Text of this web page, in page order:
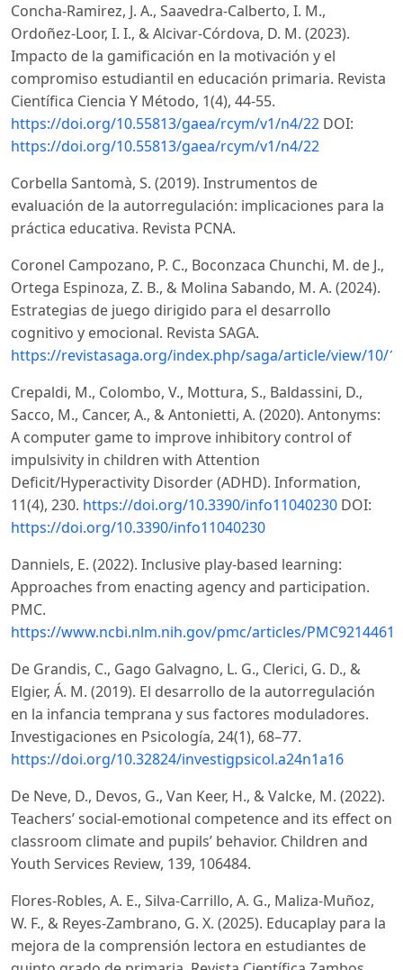
Concha-Ramirez, J. A., Saavedra-Calberto, I. M.,
Ordoñez-Loor, I. I., & Alcivar-Córdova, D. M. (2023).
Impacto de la gamificación en la motivación y el
compromiso estudiantil en educación primaria. Revista
Científica Ciencia Y Método, 1(4), 44-55.
https://doi.org/10.55813/gaea/rcym/v1/n4/22 DOI:
https://doi.org/10.55813/gaea/rcym/v1/n4/22
Corbella Santomà, S. (2019). Instrumentos de
evaluación de la autorregulación: implicaciones para la
práctica educativa. Revista PCNA.
Coronel Campozano, P. C., Boconzaca Chunchi, M. de J.,
Ortega Espinoza, Z. B., & Molina Sabando, M. A. (2024).
Estrategias de juego dirigido para el desarrollo
cognitivo y emocional. Revista SAGA.
https://revistasaga.org/index.php/saga/article/view/10/
Crepaldi, M., Colombo, V., Mottura, S., Baldassini, D.,
Sacco, M., Cancer, A., & Antonietti, A. (2020). Antonyms:
A computer game to improve inhibitory control of
impulsivity in children with Attention
Deficit/Hyperactivity Disorder (ADHD). Information,
11(4), 230. https://doi.org/10.3390/info11040230 DOI:
https://doi.org/10.3390/info11040230
Danniels, E. (2022). Inclusive play-based learning:
Approaches from enacting agency and participation.
PMC.
https://www.ncbi.nlm.nih.gov/pmc/articles/PMC9214461/
De Grandis, C., Gago Galvagno, L. G., Clerici, G. D., &
Elgier, Á. M. (2019). El desarrollo de la autorregulación
en la infancia temprana y sus factores moduladores.
Investigaciones en Psicología, 24(1), 68–77.
https://doi.org/10.32824/investigpsicol.a24n1a16
De Neve, D., Devos, G., Van Keer, H., & Valcke, M. (2022).
Teachers’ social-emotional competence and its effect on
classroom climate and pupils’ behavior. Children and
Youth Services Review, 139, 106484.
Flores-Robles, A. E., Silva-Carrillo, A. G., Maliza-Muñoz,
W. F., & Reyes-Zambrano, G. X. (2025). Educaplay para la
mejora de la comprensión lectora en estudiantes de